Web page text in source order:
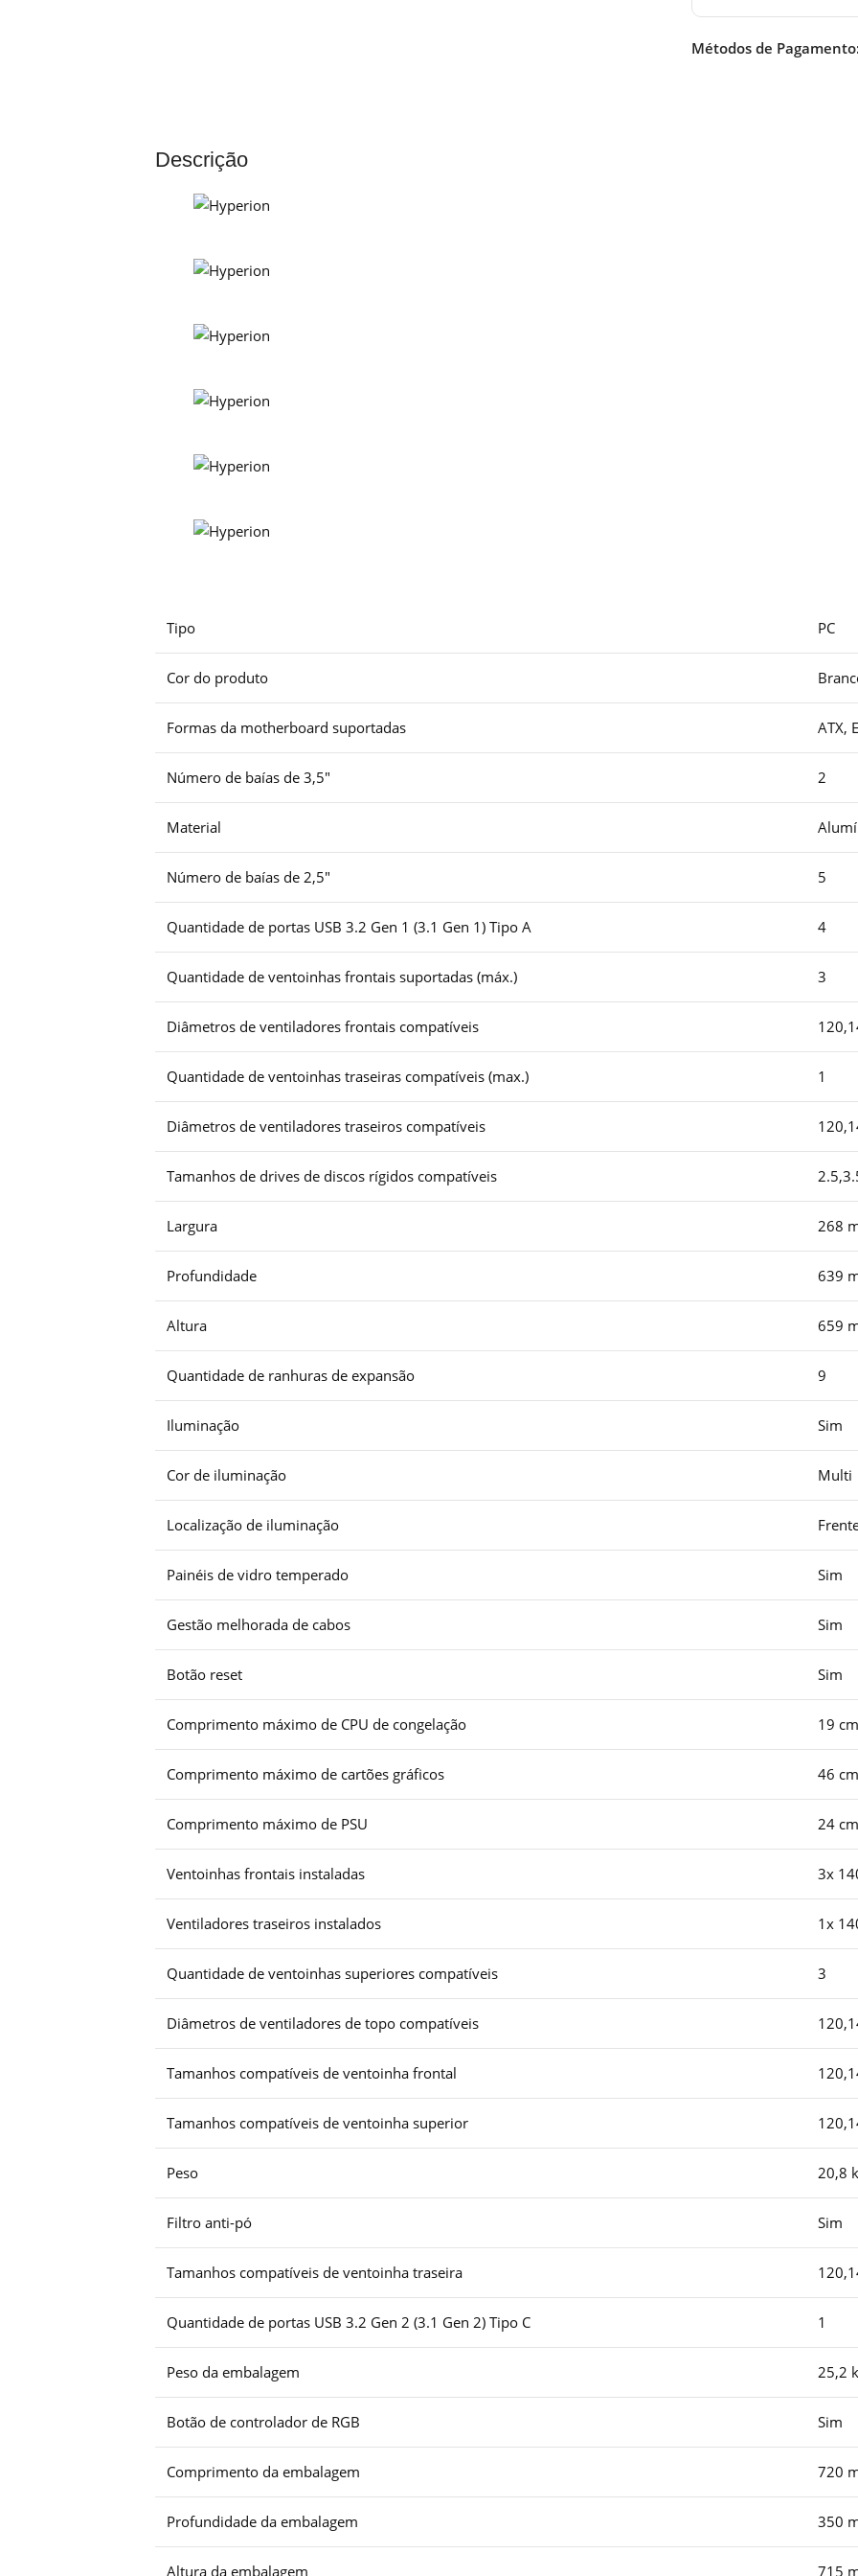
Métodos de
Descrição
Tipo PC
Cor do produto
Formas da motherboard suportadas ATX,
Número de baías de 3,5″ 2
Material
Número de baías de 2,5″ 5
Quantidade de portas USB 3.2 Gen 1 (3.1 Gen 1) Tipo A 4
Quantidade de ventoinhas frontais suportadas (máx.) 3
Diâmetros de ventiladores frontais compatíveis
Quantidade de ventoinhas traseiras compatíveis (max.) 1
Diâmetros de ventiladores traseiros compatíveis
Tamanhos de drives de discos rígidos compatíveis
Largura 268
Profundidade 639
Altura 659
Quantidade de ranhuras de expansão 9
Iluminação Sim
Cor de iluminação Multi
Localização de iluminação
Painéis de vidro temperado Sim
Gestão melhorada de cabos Sim
Botão reset Sim
Comprimento máximo de CPU de congelação 19 cm
Comprimento máximo de cartões gráficos 46 cm
Comprimento máximo de PSU 24 cm
Ventoinhas frontais instaladas 3x
Ventiladores traseiros instalados 1x
Quantidade de ventoinhas superiores compatíveis 3
Diâmetros de ventiladores de topo compatíveis
Tamanhos compatíveis de ventoinha frontal
Tamanhos compatíveis de ventoinha superior
Peso 20,8
Filtro anti-pó Sim
Tamanhos compatíveis de ventoinha traseira
Quantidade de portas USB 3.2 Gen 2 (3.1 Gen 2) Tipo C 1
Peso da embalagem 25,2
Botão de controlador de RGB Sim
Comprimento da embalagem 720
Profundidade da embalagem 350
Altura da embalagem 715